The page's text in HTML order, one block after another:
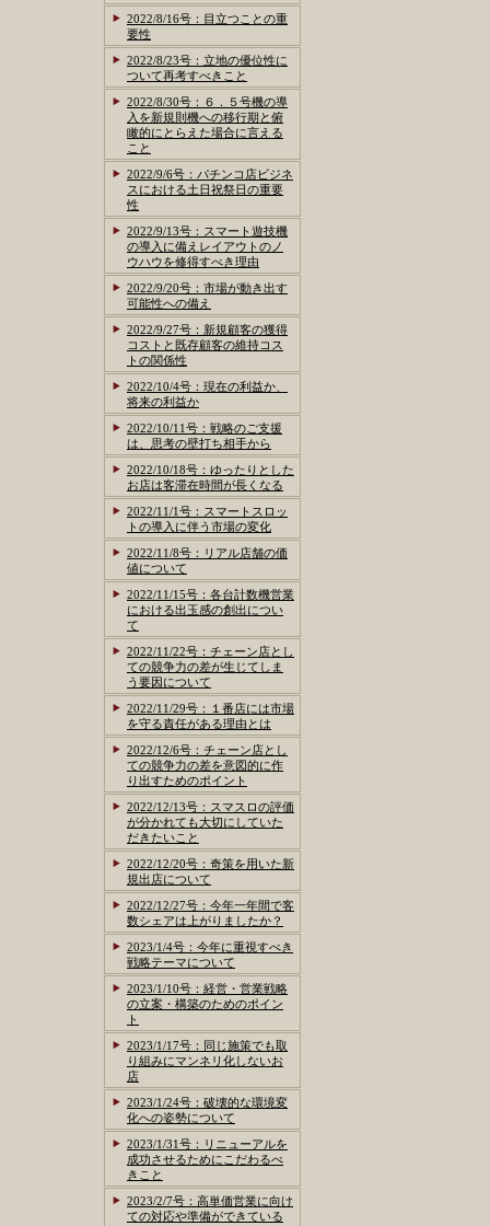
2022/8/16号：目立つことの重
要性
2022/8/23号：立地の優位性に
ついて再考すべきこと
2022/8/30号：６．５号機の導
入を新規則機への移行期と俯
瞰的にとらえた場合に言える
こと
2022/9/6号：パチンコ店ビジネ
スにおける土日祝祭日の重要
性
2022/9/13号：スマート遊技機
の導入に備えレイアウトのノ
ウハウを修得すべき理由
2022/9/20号：市場が動き出す
可能性への備え
2022/9/27号：新規顧客の獲得
コストと既存顧客の維持コス
トの関係性
2022/10/4号：現在の利益か、
将来の利益か
2022/10/11号：戦略のご支援
は、思考の壁打ち相手から
2022/10/18号：ゆったりとした
お店は客滞在時間が長くなる
2022/11/1号：スマートスロッ
トの導入に伴う市場の変化
2022/11/8号：リアル店舗の価
値について
2022/11/15号：各台計数機営業
における出玉感の創出につい
て
2022/11/22号：チェーン店とし
ての競争力の差が生じてしま
う要因について
2022/11/29号：１番店には市場
を守る責任がある理由とは
2022/12/6号：チェーン店とし
ての競争力の差を意図的に作
り出すためのポイント
2022/12/13号：スマスロの評価
が分かれても大切にしていた
だきたいこと
2022/12/20号：奇策を用いた新
規出店について
2022/12/27号：今年一年間で客
数シェアは上がりましたか？
2023/1/4号：今年に重視すべき
戦略テーマについて
2023/1/10号：経営・営業戦略
の立案・構築のためのポイン
ト
2023/1/17号：同じ施策でも取
り組みにマンネリ化しないお
店
2023/1/24号：破壊的な環境変
化への姿勢について
2023/1/31号：リニューアルを
成功させるためにこだわるべ
きこと
2023/2/7号：高単価営業に向け
ての対応や準備ができている